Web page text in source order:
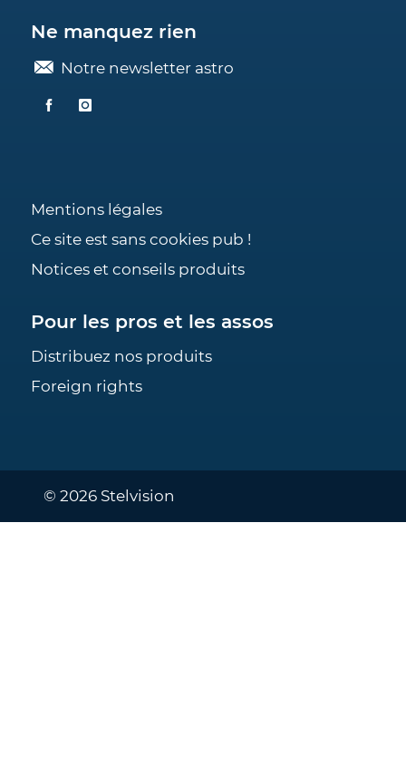
Ne manquez rien
Notre newsletter astro
Mentions légales
Ce site est sans cookies pub !
Notices et conseils produits
Pour les pros et les assos
Distribuez nos produits
Foreign rights
© 2026 Stelvision